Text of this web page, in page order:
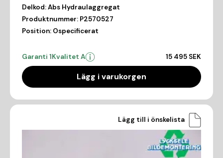
Delkod:Abs Hydraulaggregat
Produktnummer: P2570527
Position: Ospecificerat
Garanti 1Kvalitet A 15 495 SEK
Lägg i varukorgen
Lägg till i önskelista